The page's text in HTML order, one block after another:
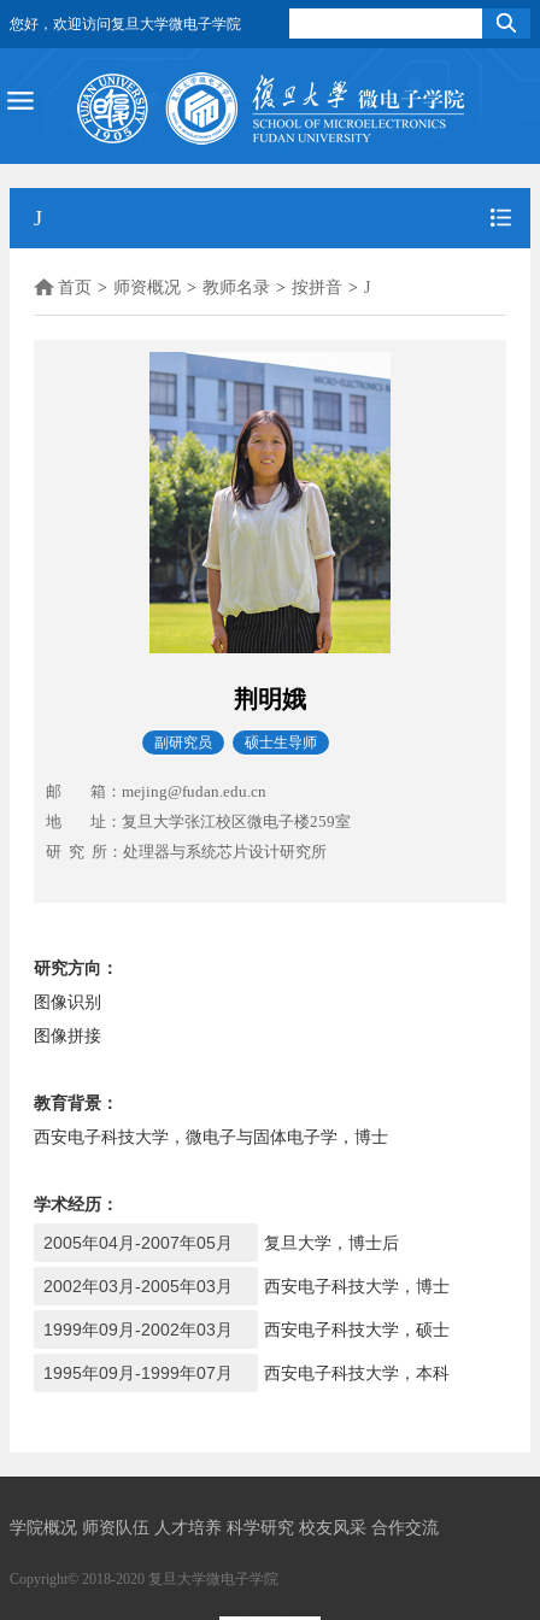
您好，欢迎访问复旦大学微电子学院
J
首页 > 师资概况 > 教师名录 > 按拼音 > J
荆明娥
副研究员 硕士生导师
邮 箱： mejing@fudan.edu.cn
地 址： 复旦大学张江校区微电子楼259室
研 究 所： 处理器与系统芯片设计研究所
研究方向：
图像识别
图像拼接
教育背景：
西安电子科技大学，微电子与固体电子学，博士
学术经历：
2005年04月-2007年05月
复旦大学，博士后
2002年03月-2005年03月 西安电子科技大学，博士
1999年09月-2002年03月 西安电子科技大学，硕士
1995年09月-1999年07月 西安电子科技大学，本科
学院概况 师资队伍 人才培养 科学研究 校友风采 合作交流
Copyright© 2018-2020 复旦大学微电子学院